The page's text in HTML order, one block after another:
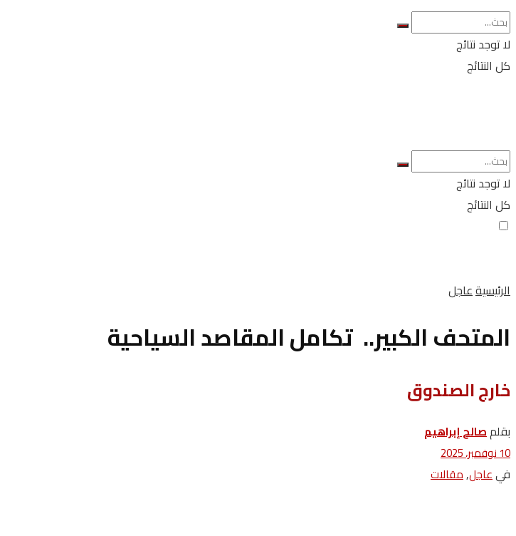
لا توجد نتائج
كل النتائج
لا توجد نتائج
كل النتائج
الرئيسيةعاجل
المتحف الكبير.. تكامل المقاصد السياحية
خارج الصندوق
بقلمصالح إبراهيم
10 نوفمبر، 2025
فيعاجل,مقالات